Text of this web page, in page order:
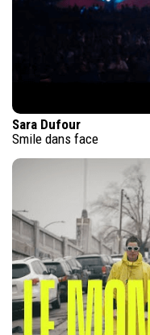
Sara Dufour
Smile dans face